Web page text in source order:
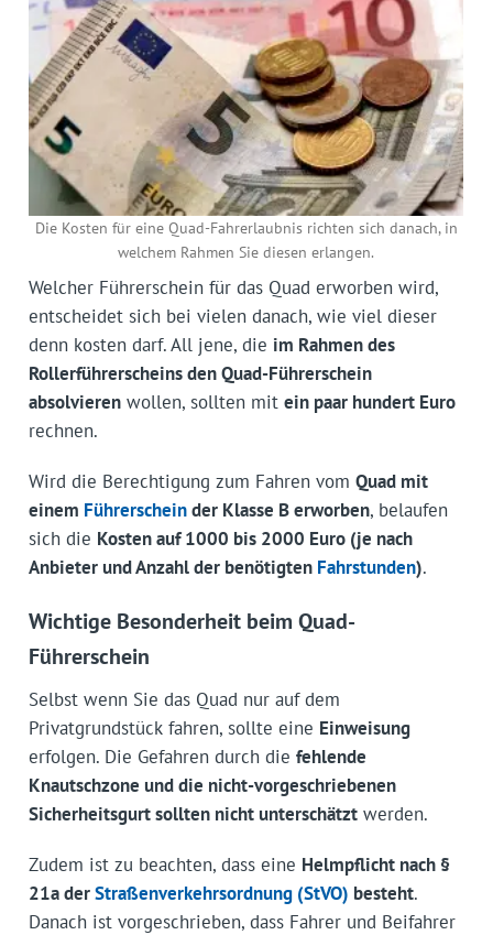
Die Kosten für eine Quad-Fahrerlaubnis richten sich danach, in
welchem Rahmen Sie diesen erlangen.
Welcher Führerschein für das Quad erworben wird,
entscheidet sich bei vielen danach, wie viel dieser
denn kosten darf. All jene, die im Rahmen des
Rollerführerscheins den Quad-Führerschein
absolvierenwollen, sollten mit ein paar hundert Euro
rechnen.
Wird die Berechtigung zum Fahren vom Quad mit
einem Führerscheinder Klasse B erworben, belaufen
sich die Kosten auf 1000 bis 2000 Euro (je nach
Anbieter und Anzahl der benötigten Fahrstunden).
Wichtige Besonderheit beim Quad-
Führerschein
Selbst wenn Sie das Quad nur auf dem
Privatgrundstück fahren, sollte eine Einweisung
erfolgen. Die Gefahren durch die fehlende
Knautschzone und die nicht-vorgeschriebenen
Sicherheitsgurt sollten nicht unterschätztwerden.
Zudem ist zu beachten, dass eine Helmpflicht nach §
21a derStraßenverkehrsordnung (StVO) besteht.
Danach ist vorgeschrieben, dass Fahrer und Beifahrer